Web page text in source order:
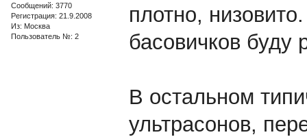
Сообщений: 3770
Регистрация: 21.9.2008
Из: Москва
Пользователь №: 2
плотно,
басовичков буду
В остальном
ультрасонов,